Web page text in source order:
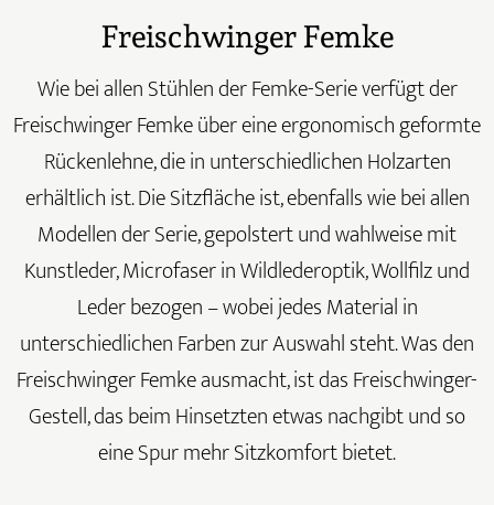
Freischwinger Femke
Wie bei allen Stühlen der Femke-Serie verfügt der
Freischwinger Femke über eine ergonomisch geformte
Rückenlehne, die in unterschiedlichen Holzarten
erhältlich ist. Die Sitzfläche ist, ebenfalls wie bei allen
Modellen der Serie, gepolstert und wahlweise mit
Kunstleder, Microfaser in Wildlederoptik, Wollfilz und
Leder bezogen – wobei jedes Material in
unterschiedlichen Farben zur Auswahl steht. Was den
Freischwinger Femke ausmacht, ist das Freischwinger-
Gestell, das beim Hinsetzten etwas nachgibt und so
eine Spur mehr Sitzkomfort bietet.